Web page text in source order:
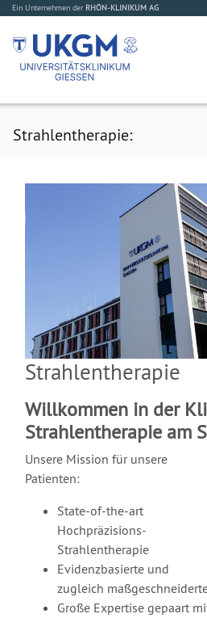
Ein Unternehmen der RHÖN-KLINIKUM AG
Strahlentherapie:
Strahlentherapie
Willkommen in der
Strahlentherapie am
Unsere Mission für unsere
Patienten:
State-of-the-art
Hochpräzisions-
Strahlentherapie
Evidenzbasierte und
zugleich
Große Expertise gepaart